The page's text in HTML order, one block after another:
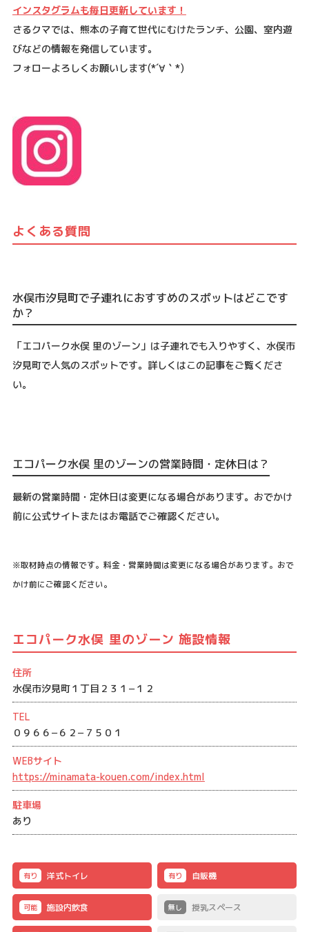
インスタグラムも毎日更新しています！
さるクマでは、熊本の子育て世代にむけたランチ、公園、室内遊
びなどの情報を発信しています。
フォローよろしくお願いします(*´∀｀ *)
よくある質問
水俣市汐見町で子連れにおすすめのスポットはどこです
か？
「エコパーク水俣 里のゾーン」は子連れでも入りやすく、水俣市
汐見町で人気のスポットです。詳しくはこの記事をご覧くださ
い。
エコパーク水俣 里のゾーンの営業時間・定休日は？
最新の営業時間・定休日は変更になる場合があります。おでかけ
前に公式サイトまたはお電話でご確認ください。
※取材時点の情報です。料金・営業時間は変更になる場合があります。おで
かけ前にご確認ください。
エコパーク水俣 里のゾーン 施設情報
住所
水俣市汐見町１丁目２３１−１２
TEL
０９６６−６２−７５０１
WEBサイト
https://minamata-kouen.com/index.html
駐車場
あり
有り 洋式トイレ 有り 自販機
可能 施設内飲食 無し 授乳スペース